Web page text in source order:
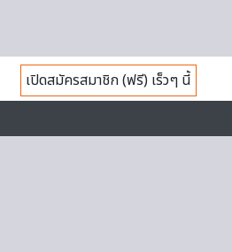
เปิดสมัครสมาชิก (ฟรี) เร็วๆ นี้